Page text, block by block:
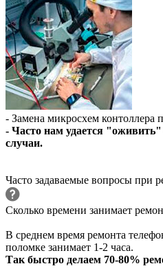
- Замена микросхем контоллера
- Часто нам удается
случаи.
Часто задаваемые вопросы при
Сколько времени занимает
В среднем время ремонта
поломке занимает 1-2 часа.
Так быстро делаем 70-80%